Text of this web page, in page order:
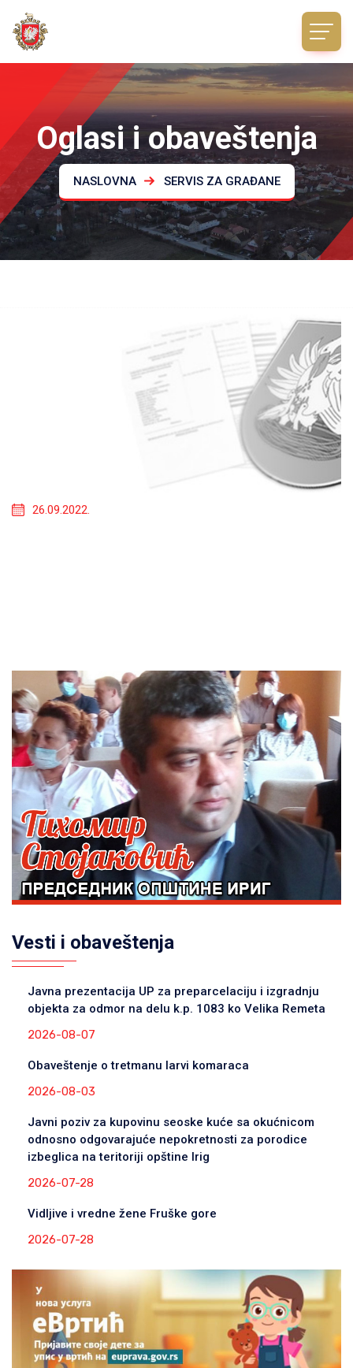
Oglasi i obaveštenja
NASLOVNA SERVIS ZA GRAĐANE
26.09.2022.
Vesti i obaveštenja
Javna prezentacija UP za preparcelaciju i izgradnju
objekta za odmor na delu k.p. 1083 ko Velika Remeta
2026-08-07
Obaveštenje o tretmanu larvi komaraca
2026-08-03
Javni poziv za kupovinu seoske kuće sa okućnicom
odnosno odgovarajuće nepokretnosti za porodice
izbeglica na teritoriji opštine Irig
2026-07-28
Vidljive i vredne žene Fruške gore
2026-07-28